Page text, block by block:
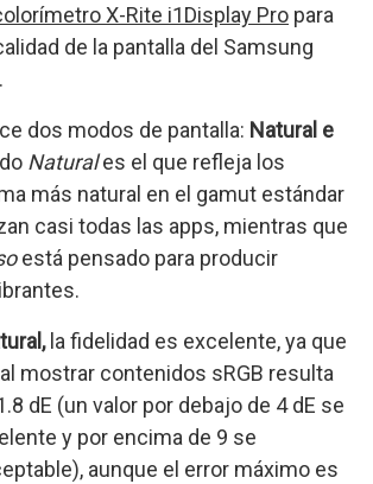
X-Rite i1Display Pro para
de la pantalla del Samsung
dos modos de pantalla: Natural e
Naturales el que refleja los
más natural en el gamut estándar
casi todas las apps, mientras que
está pensado para producir
la fidelidad es excelente, ya que
mostrar contenidos sRGB resulta
dE (un valor por debajo de 4 dE se
y por encima de 9 se
aunque el error máximo es